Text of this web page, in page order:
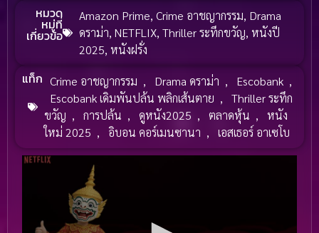
หมวด
หมู่ที่
เกี่ยวข้อ
Amazon Prime, Crime อาชญากรรม, Drama
ดราม่า, NETFLIX, Thriller ระทึกขวัญ, หนังปี
2025, หนังฝรั่ง
แท็ก Crime อาชญากรรม , Drama ดราม่า , Escobank ,
Escobank เดิมพันปล้น พลิกเส้นตาย ,
Thriller ระทึก
ขวัญ , การปล้น , ดูหนัง2025 , ตลาดหุ้น ,
หนัง
ใหม่ 2025 , อิบอน คอร์เมนซานา , เอสเธอร์ อาเซโบ